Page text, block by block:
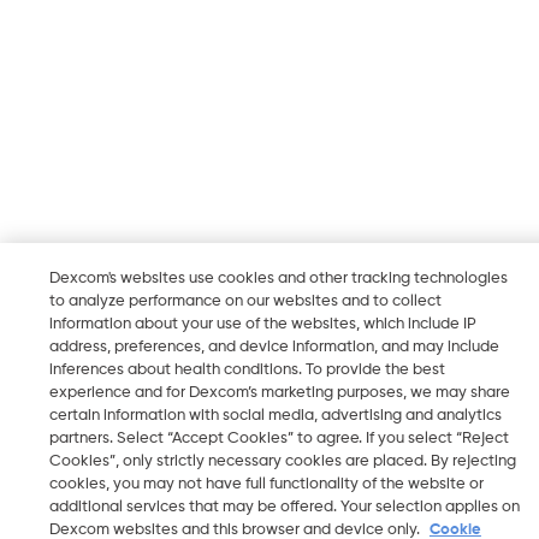
Dexcom's websites use cookies and other tracking technologies
to analyze performance on our websites and to collect
information about your use of the websites, which include IP
address, preferences, and device information, and may include
inferences about health conditions. To provide the best
experience and for Dexcom’s marketing purposes, we may share
certain information with social media, advertising and analytics
partners. Select “Accept Cookies” to agree. If you select “Reject
Cookies”, only strictly necessary cookies are placed. By rejecting
cookies, you may not have full functionality of the website or
additional services that may be offered. Your selection applies on
Dexcom websites and this browser and device only.
Cookie